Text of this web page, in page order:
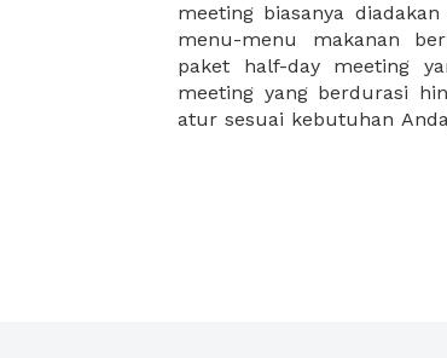
meeting biasanya
menu-menu makanan
paket half-day meeting
meeting yang berdurasi
atur sesuai kebutuhan
workshop. XWORK
yang disesuaikan
ribuan saja Anda